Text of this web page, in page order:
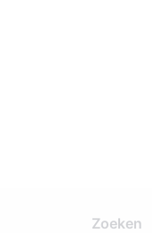
Zoeken